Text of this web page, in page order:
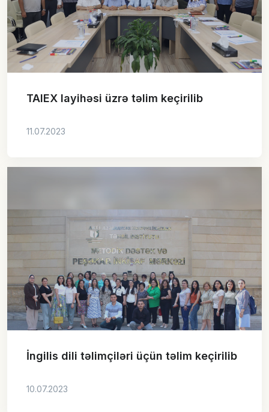
TAIEX layihəsi üzrə təlim keçirilib
11.07.2023
İngilis dili təlimçiləri üçün təlim keçirilib
10.07.2023